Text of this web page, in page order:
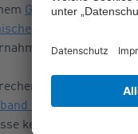
Grünen Rezept
von Vitaminen
,
der
keine Erstattung